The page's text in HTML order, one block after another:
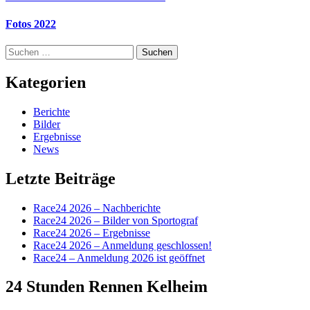
Fotos 2022
Suchen
nach:
Kategorien
Berichte
Bilder
Ergebnisse
News
Letzte Beiträge
Race24 2026 – Nachberichte
Race24 2026 – Bilder von Sportograf
Race24 2026 – Ergebnisse
Race24 2026 – Anmeldung geschlossen!
Race24 – Anmeldung 2026 ist geöffnet
24 Stunden Rennen Kelheim